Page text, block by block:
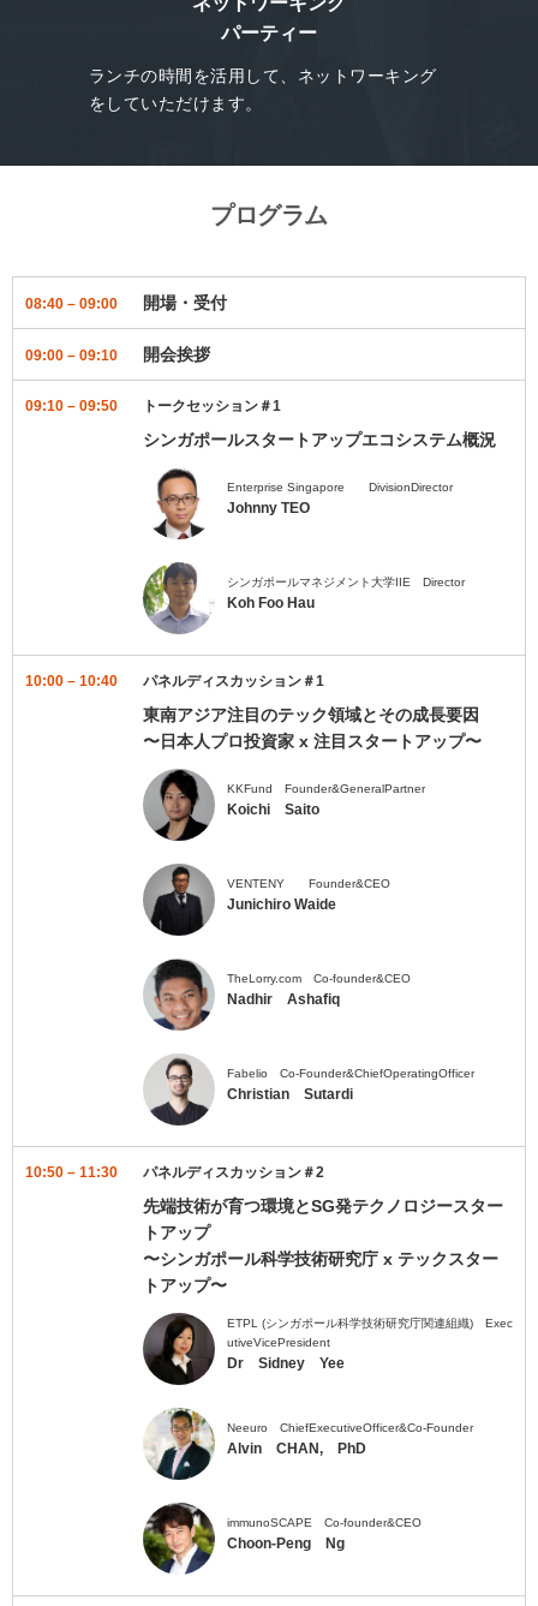
パーティー
ランチの時間を活用して、ネットワーキング
をしていただけます。
プログラム
08:40 – 09:00 開場・受付
09:00 – 09:10 開会挨拶
09:10 – 09:50 トークセッション＃1
シンガポールスタートアップエコシステム概況
Enterprise Singapore DivisionDirector
Johnny TEO
シンガポールマネジメント大学IIE Director
Koh Foo Hau
10:00 – 10:40 パネルディスカッション＃1
東南アジア注目のテック領域とその成長要因
〜日本人プロ投資家 x 注目スタートアップ〜
KKFund Founder&GeneralPartner
Koichi Saito
VENTENY Founder&CEO
Junichiro Waide
TheLorry.com Co-founder&CEO
Nadhir Ashafiq
Fabelio Co-Founder&ChiefOperatingOfficer
Christian Sutardi
10:50 – 11:30 パネルディスカッション＃2
先端技術が育つ環境とSG発テクノロジースター
トアップ
〜シンガポール科学技術研究庁 x テックスター
トアップ〜
ETPL (シンガポール科学技術研究庁関連組織) Exec
utiveVicePresident
Dr Sidney Yee
Neeuro ChiefExecutiveOfficer&Co-Founder
Alvin CHAN, PhD
immunoSCAPE Co-founder&CEO
Choon-Peng Ng